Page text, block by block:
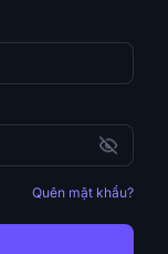
Quên mật khẩu?